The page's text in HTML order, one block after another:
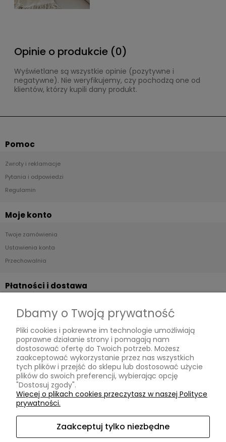
Opinie o produkcie (0)
Wyświetlane są wszystkie opinie (pozytywne i
negatywne). Nie weryfikujemy, czy pochodzą one od
klientów, którzy kupili dany produkt.
Pomoc
Zwroty i reklamacje
Pytania i odpowiedzi
Regulamin
Moje konto
Twoje zamówienia
Ustawienia konta
Przechowalnia
Płatności i dostawa
Czas i koszty dostawy
Czas realizacji zamówienia
Informacje
Współpraca B2B
Polityka prywatności
O nas
Dbamy o Twoją prywatność
Pliki cookies i pokrewne im technologie umożliwiają
poprawne działanie strony i pomagają nam
dostosować ofertę do Twoich potrzeb. Możesz
zaakceptować wykorzystanie przez nas wszystkich
tych plików i przejść do sklepu lub dostosować użycie
plików do swoich preferencji, wybierając opcję
"Dostosuj zgody".
Więcej o plikach cookies przeczytasz w naszej Polityce
prywatności.
Zaakceptuj tylko niezbędne
Zapisz się do naszego newslettera i odbierz
rabat 5% na pierwsze zakupy!
Twój adres e-mail